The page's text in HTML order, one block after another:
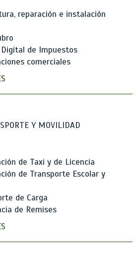
reparación e instalación
de Impuestos
comerciales
Y MOVILIDAD
de Taxi y de Licencia
de Transporte Escolar y
de Carga
de Remises